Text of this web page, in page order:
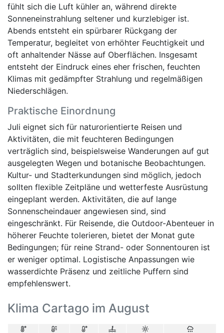
fühlt sich die Luft kühler an, während direkte
Sonneneinstrahlung seltener und kurzlebiger ist.
Abends entsteht ein spürbarer Rückgang der
Temperatur, begleitet von erhöhter Feuchtigkeit und
oft anhaltender Nässe auf Oberflächen. Insgesamt
entsteht der Eindruck eines eher frischen, feuchten
Klimas mit gedämpfter Strahlung und regelmäßigen
Niederschlägen.
Praktische Einordnung
Juli eignet sich für naturorientierte Reisen und
Aktivitäten, die mit feuchteren Bedingungen
verträglich sind, beispielsweise Wanderungen auf gut
ausgelegten Wegen und botanische Beobachtungen.
Kultur- und Stadterkundungen sind möglich, jedoch
sollten flexible Zeitpläne und wetterfeste Ausrüstung
eingeplant werden. Aktivitäten, die auf lange
Sonnenscheindauer angewiesen sind, sind
eingeschränkt. Für Reisende, die Outdoor-Abenteuer in
höherer Feuchte tolerieren, bietet der Monat gute
Bedingungen; für reine Strand- oder Sonnentouren ist
er weniger optimal. Logistische Anpassungen wie
wasserdichte Präsenz und zeitliche Puffern sind
empfehlenswert.
Klima Cartago im August